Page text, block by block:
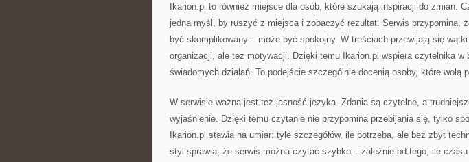
Ikarion.pl to również miejsce dla osób, które szukają inspiracji do zmian.
jedna myśl, by ruszyć z miejsca i zobaczyć rezultat. Serwis przypomina,
być skomplikowany – może być spokojny. W treściach przewijają się
organizacji, ale też motywacji. Dzięki temu Ikarion.pl wspiera czytelnika w
świadomych działań. To podejście szczególnie docenią osoby, które wolą
W serwisie ważna jest też jasność języka. Zdania są czytelne, a
wyjaśnienie. Dzięki temu czytanie nie przypomina przebijania się, tylko
Ikarion.pl stawia na umiar: tyle szczegółów, ile potrzeba, ale bez zbyt
styl sprawia, że serwis można czytać szybko – zależnie od tego, ile